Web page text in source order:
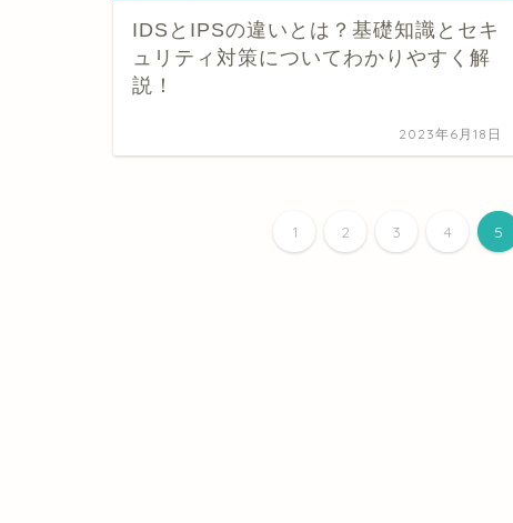
IDSとIPSの違いとは？基礎知識とセキ
ュリティ対策についてわかりやすく解
説！
2023年6月18日
1 2 3 4 5